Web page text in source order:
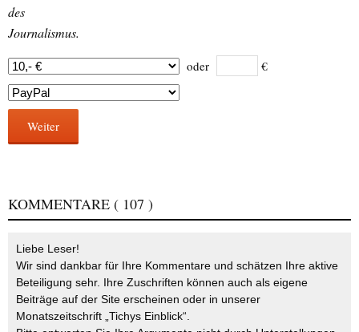
des
Journalismus.
oder €
Weiter
KOMMENTARE ( 107 )
Liebe Leser!
Wir sind dankbar für Ihre Kommentare und schätzen Ihre aktive
Beteiligung sehr. Ihre Zuschriften können auch als eigene
Beiträge auf der Site erscheinen oder in unserer
Monatszeitschrift „Tichys Einblick“.